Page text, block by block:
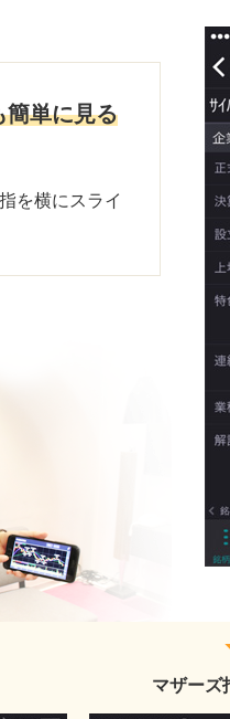
簡単に見る
を横にスライ
マザーズ